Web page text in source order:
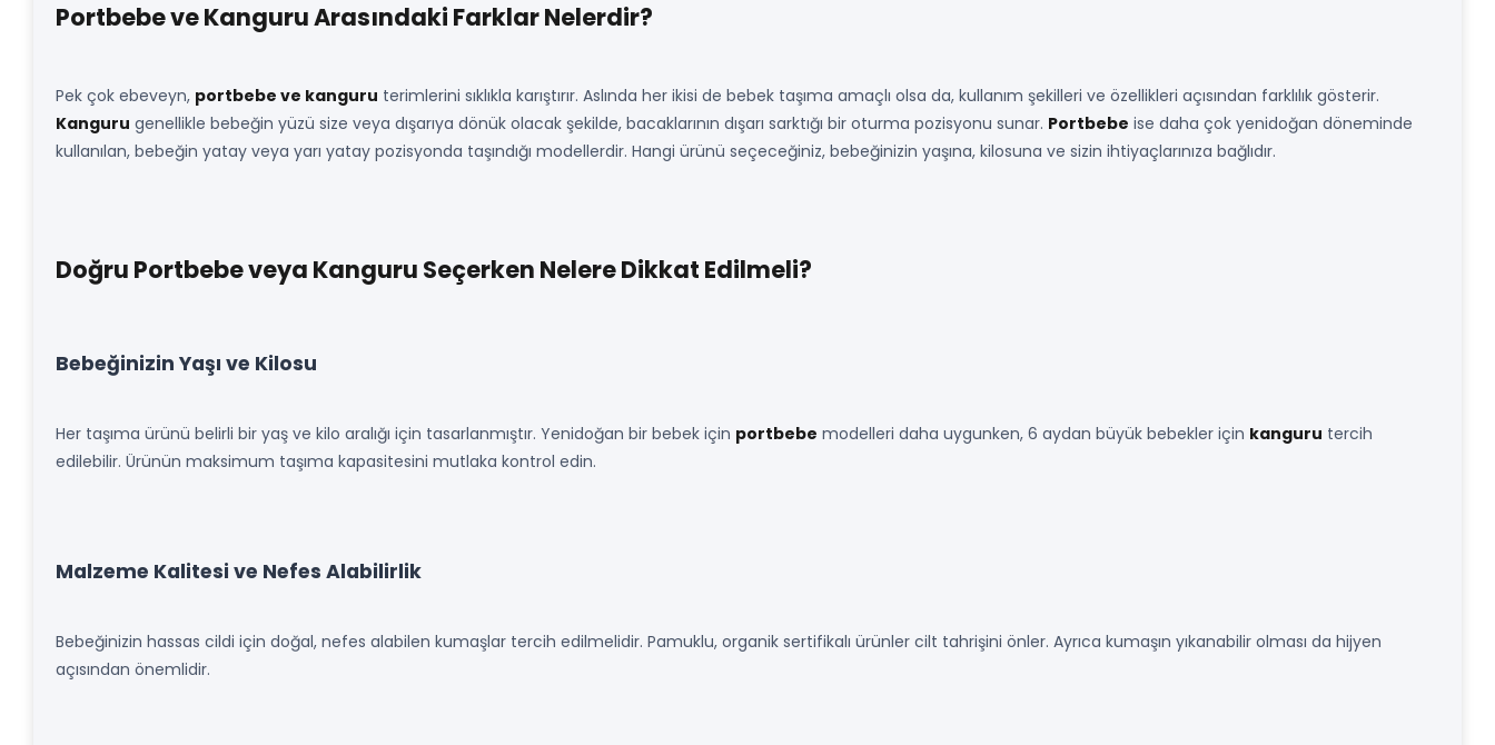
Portbebe ve Kanguru Arasındaki Farklar Nelerdir?
Pek çok ebeveyn, portbebe ve kanguru terimlerini sıklıkla karıştırır. Aslında her ikisi de bebek taşıma amaçlı olsa da, kullanım şekilleri ve özellikleri açısından farklılık gösterir.
Kanguru genellikle bebeğin yüzü size veya dışarıya dönük olacak şekilde, bacaklarının dışarı sarktığı bir oturma pozisyonu sunar. Portbebe ise daha çok yenidoğan döneminde
kullanılan, bebeğin yatay veya yarı yatay pozisyonda taşındığı modellerdir. Hangi ürünü seçeceğiniz, bebeğinizin yaşına, kilosuna ve sizin ihtiyaçlarınıza bağlıdır.
Doğru Portbebe veya Kanguru Seçerken Nelere Dikkat Edilmeli?
Bebeğinizin Yaşı ve Kilosu
Her taşıma ürünü belirli bir yaş ve kilo aralığı için tasarlanmıştır. Yenidoğan bir bebek için portbebe modelleri daha uygunken, 6 aydan büyük bebekler için kanguru tercih
edilebilir. Ürünün maksimum taşıma kapasitesini mutlaka kontrol edin.
Malzeme Kalitesi ve Nefes Alabilirlik
Bebeğinizin hassas cildi için doğal, nefes alabilen kumaşlar tercih edilmelidir. Pamuklu, organik sertifikalı ürünler cilt tahrişini önler. Ayrıca kumaşın yıkanabilir olması da hijyen
açısından önemlidir.